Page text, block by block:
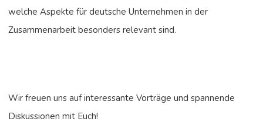
welche Aspekte für deutsche Unternehmen in der
Zusammenarbeit besonders relevant sind.
Wir freuen uns auf interessante Vorträge und spannende
Diskussionen mit Euch!